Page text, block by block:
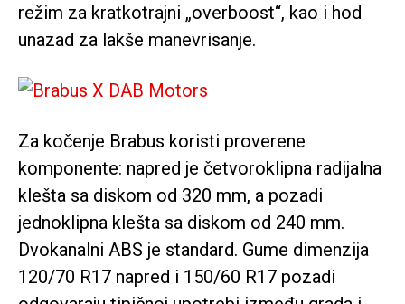
režim za kratkotrajni „overboost“, kao i hod
unazad za lakše manevrisanje.
Za kočenje Brabus koristi proverene
komponente: napred je četvoroklipna radijalna
klešta sa diskom od 320 mm, a pozadi
jednoklipna klešta sa diskom od 240 mm.
Dvokanalni ABS je standard. Gume dimenzija
120/70 R17 napred i 150/60 R17 pozadi